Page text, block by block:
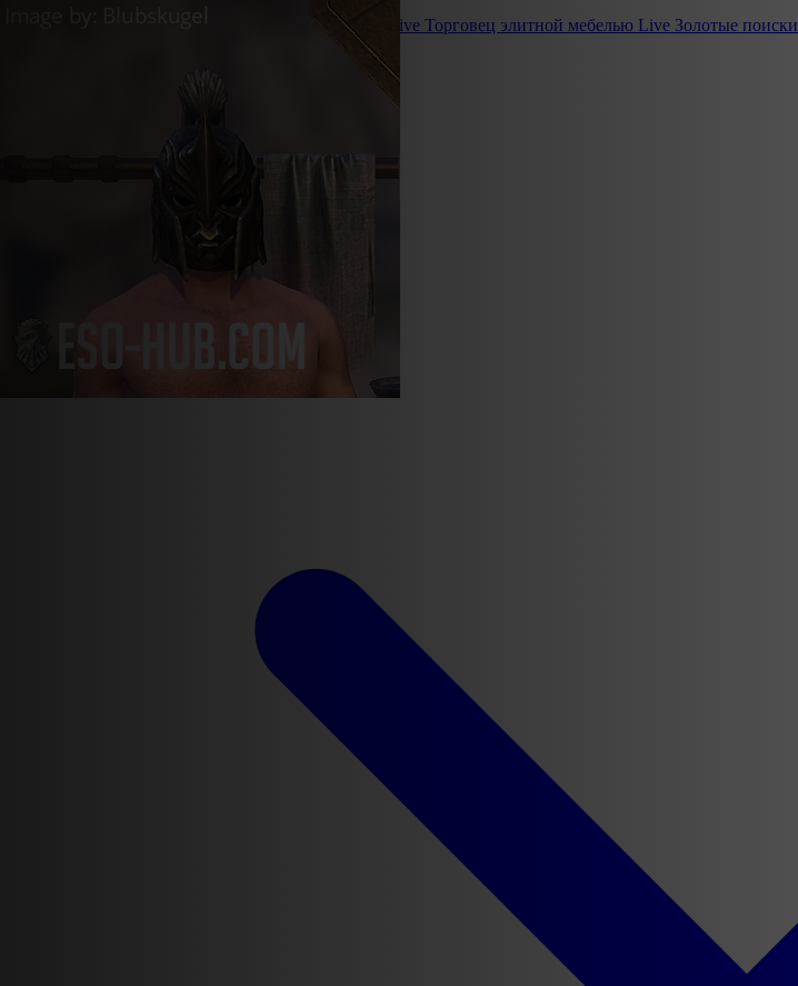
Золотой торговец Live Торговец элитной мебелью Live Золотые поиски